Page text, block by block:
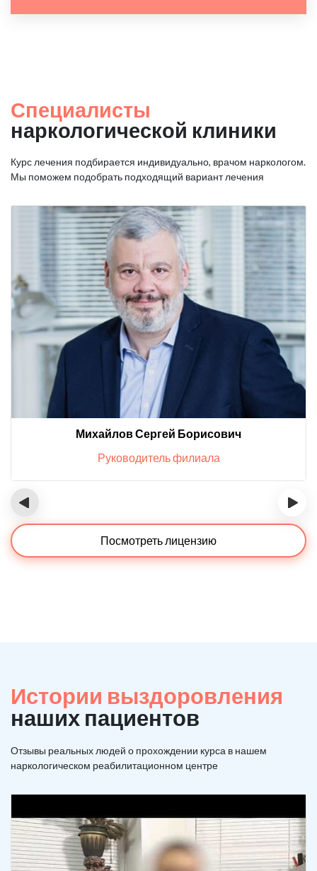
Специалисты
наркологической клиники
Курс лечения подбирается индивидуально, врачом наркологом.
Мы поможем подобрать подходящий вариант лечения
Михайлов Сергей Борисович
Руководитель филиала
‹ ›
Посмотреть лицензию
Истории выздоровления
наших пациентов
Отзывы реальных людей о прохождении курса в нашем
наркологическом реабилитационном центре